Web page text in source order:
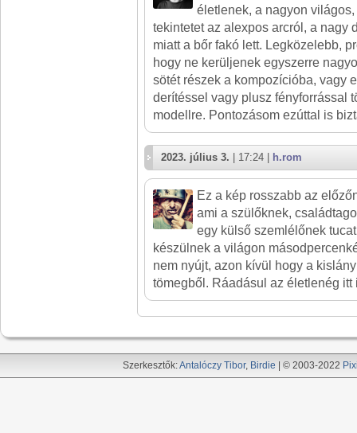
életlenek, a nagyon
tekintetet az alexpos arcról, a nagy
miatt a bőr fakó lett. Legközelebb,
hogy ne kerüljenek egyszerre
sötét részek a kompozícióba, vagy
derítéssel vagy plusz fényforrással
modellre. Pontozásom ezúttal is
2023. július 3. | 17:24 | h.rom
Ez a kép rosszabb az
ami a szülőknek,
egy külső szemlélőnek
készülnek a világon
nem nyújt, azon kívül hogy a
tömegből. Ráadásul az életlenég itt
Szerkesztők:Antalóczy Tibor, Birdie | © 2003-2022